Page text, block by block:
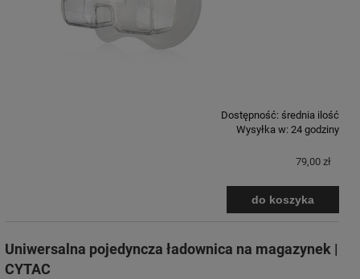
Dostępność: średnia ilość
Wysyłka w: 24 godziny
79,00 zł
do koszyka
Uniwersalna pojedyncza ładownica na magazynek |
CYTAC